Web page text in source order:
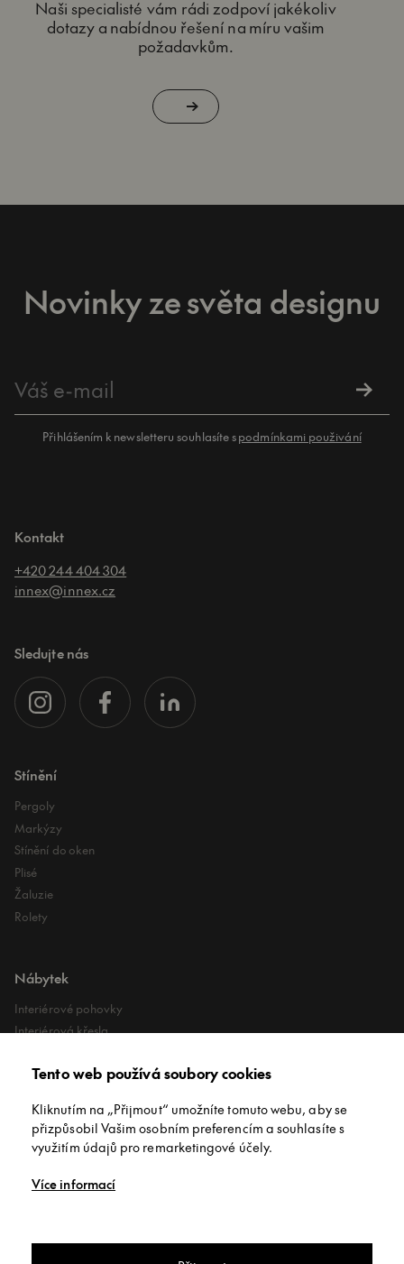
Naši specialisté vám rádi zodpoví jakékoliv
dotazy a nabídnou řešení na míru vašim
požadavkům.
Novinky ze světa designu
Přihlášením k newsletteru souhlasíte spodmínkami použivání
Kontakt
+420 244 404 304
innex@innex.cz
Sledujte nás
Stínění
Pergoly
Markýzy
Stínění do oken
Plisé
Žaluzie
Rolety
Nábytek
Interiérové pohovky
Interiérová křesla
Lehátka
Exteriérové pufy
O společnosti
Tento web používá soubory cookies
Kliknutím na „Přijmout“ umožníte tomuto webu, aby se
přizpůsobil Vašim osobním preferencím a souhlasíte s
využitím údajů pro remarketingové účely.
Více informací